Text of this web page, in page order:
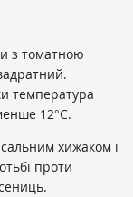
з томатною
температура
12°С.
хижаком і
проти